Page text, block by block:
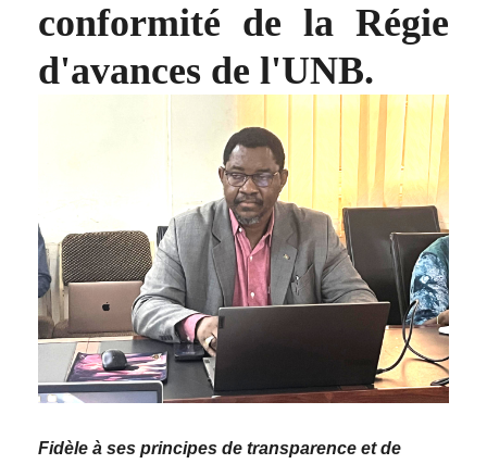
conformité de la Régie
d'avances de l'UNB.
Fidèle à ses principes de transparence et de